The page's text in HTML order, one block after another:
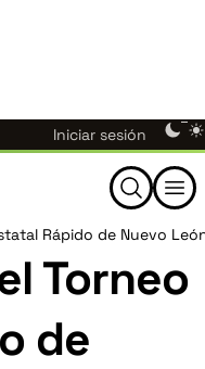
Menú
cuenta
de
usuario
Iniciar sesión
Buscar
Rápido de Nuevo
Torneo
de